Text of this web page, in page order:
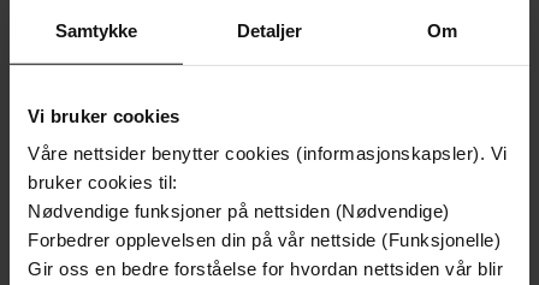
Samtykke Detaljer Om
Vi bruker cookies
Våre nettsider benytter cookies (informasjonskapsler). Vi
bruker cookies til:
Nødvendige funksjoner på nettsiden (Nødvendige)
Forbedrer opplevelsen din på vår nettside (Funksjonelle)
Gir oss en bedre forståelse for hvordan nettsiden vår blir
Første gang på tilbud